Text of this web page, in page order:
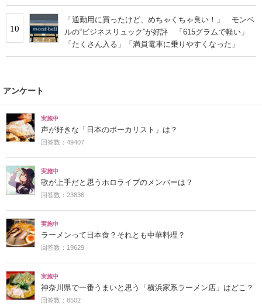
10
「通勤用に買ったけど、めちゃくちゃ良い！」 モンベ
ルの“ビジネスリュック”が好評 「615グラムで軽い」
「たくさん入る」「満員電車に乗りやすくなった」
アンケート
実施中
声が好きな「日本のボーカリスト」は？
回答数：49407
実施中
歌が上手だと思うホロライブのメンバーは？
回答数：23836
実施中
ラーメンって日本食？それとも中華料理？
回答数：19629
実施中
神奈川県で一番うまいと思う「横浜家系ラーメン店」はどこ？
回答数：8502